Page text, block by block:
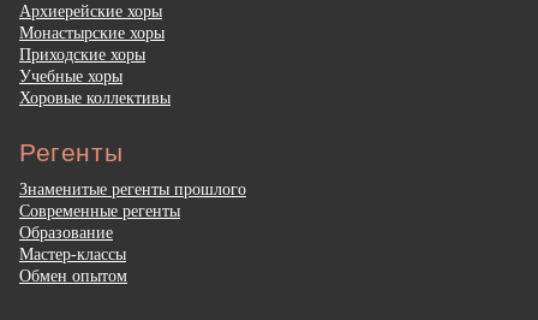
Архиерейские хоры
Монастырские хоры
Приходские хоры
Учебные хоры
Хоровые коллективы
Регенты
Знаменитые регенты прошлого
Современные регенты
Образование
Мастер-классы
Обмен опытом